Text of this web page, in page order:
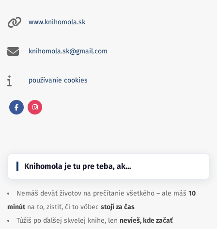
www.knihomola.sk
knihomola.sk@gmail.com
používanie cookies
Knihomola je tu pre teba, ak…
Nemáš deväť životov na prečítanie všetkého – ale máš 10
minútna to, zistiť, či to vôbec stojí za čas
Túžiš po ďalšej skvelej knihe, len nevieš, kde začať